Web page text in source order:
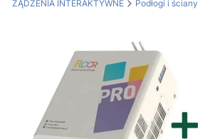
URZĄDZENIA INTERAKTYWNE Podłogi i